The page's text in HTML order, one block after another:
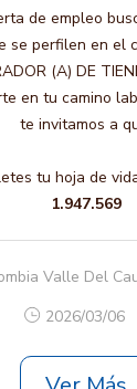
de empleo
se perfilen en el
(A) DE
en tu camino
te invitamos a
tu hoja de
1.947.569
Valle Del
2026/03/06